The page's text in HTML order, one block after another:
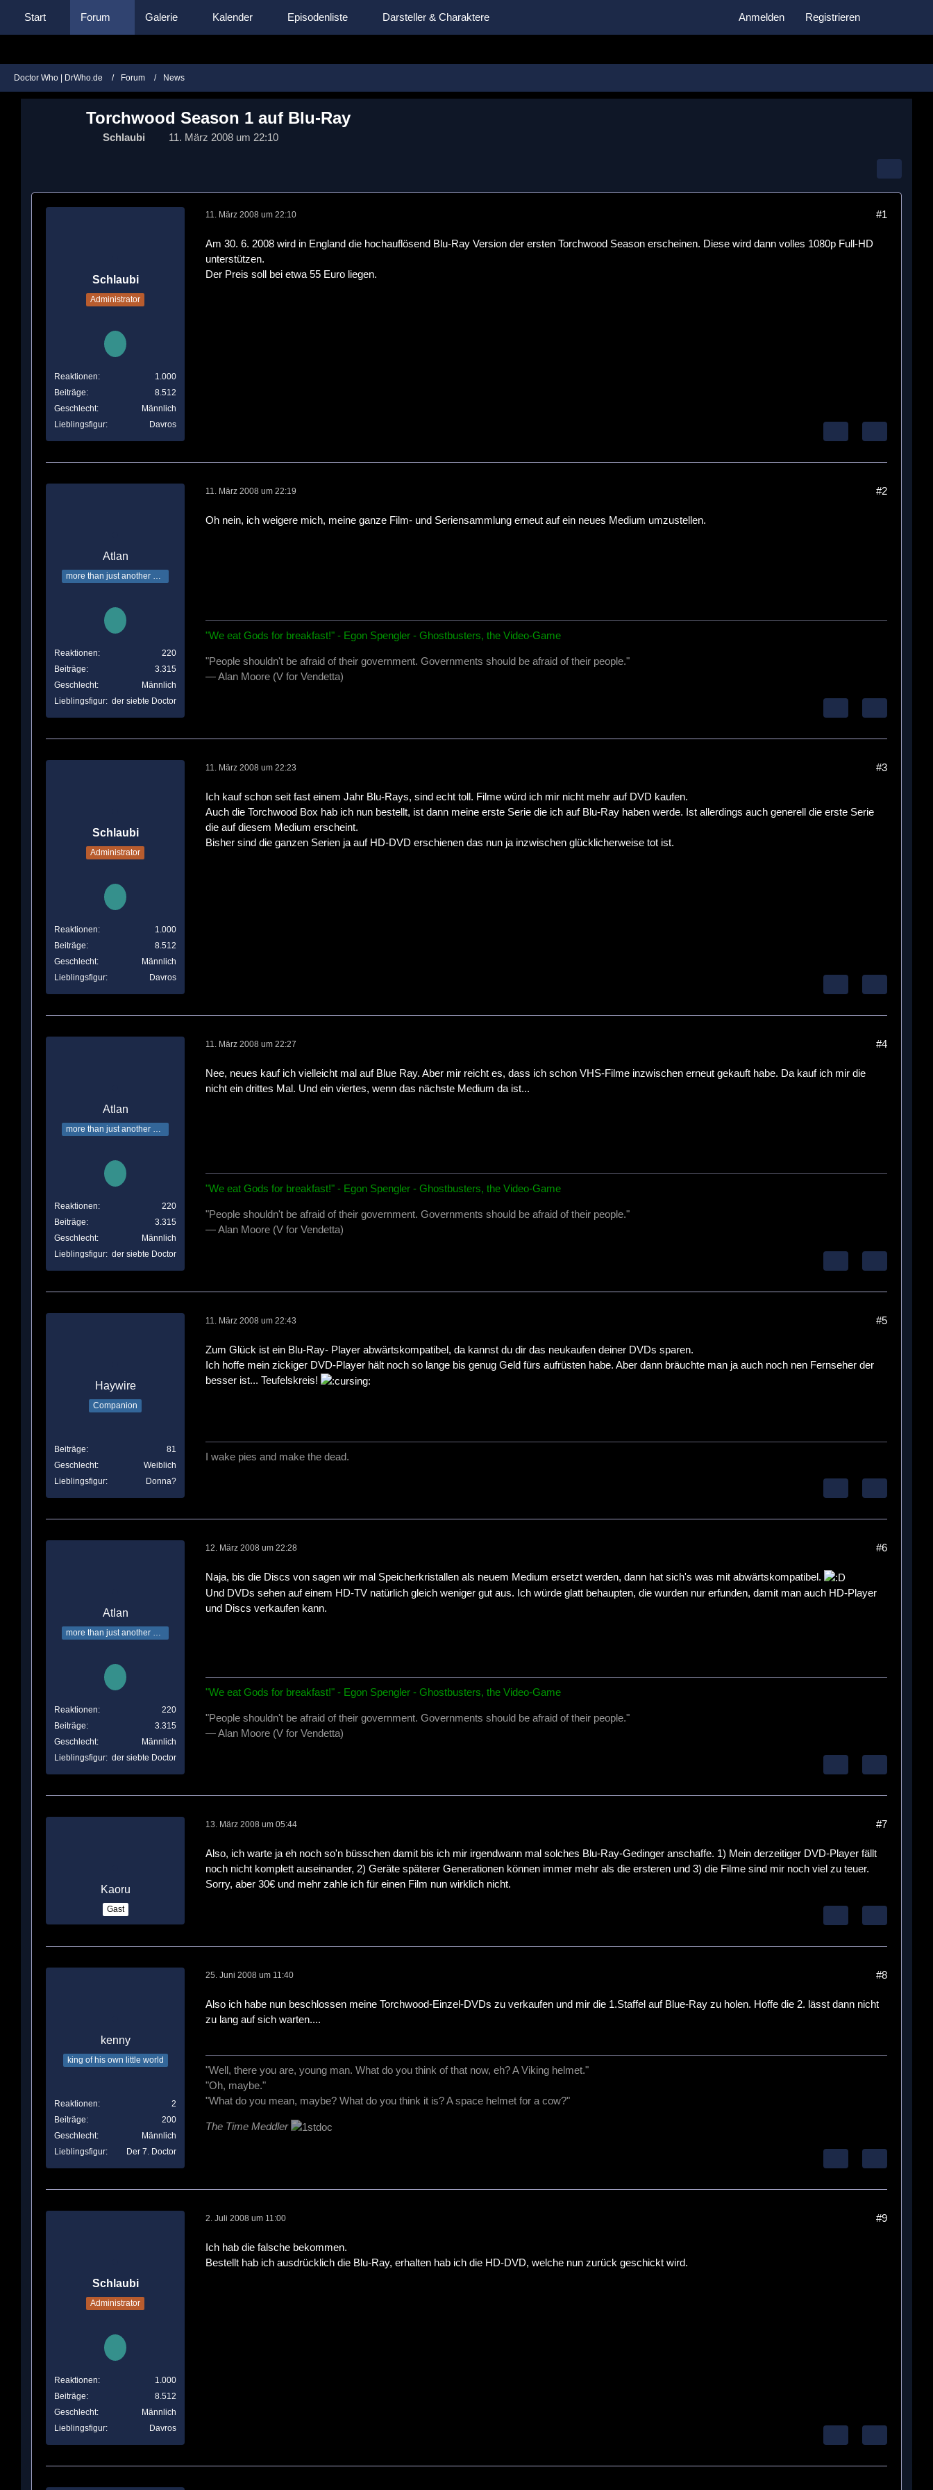
Start Forum Galerie Kalender Episodenliste Darsteller & Charaktere Anmelden Registrieren
Doctor Who | DrWho.de Forum News
Torchwood Season 1 auf Blu-Ray
Schlaubi 11. März 2008 um 22:10
Schlaubi
Administrator
Reaktionen
1.000
Beiträge
8.512
Geschlecht
Männlich
Lieblingsfigur
Davros
11. März 2008 um 22:10 #1
Am 30. 6. 2008 wird in England die hochauflösend Blu-Ray Version der ersten Torchwood Season erscheinen. Diese wird dann volles 1080p Full-HD
unterstützen.
Der Preis soll bei etwa 55 Euro liegen.
Atlan
Reaktionen
220
Beiträge
3.315
Geschlecht
Männlich
Lieblingsfigur
der siebte Doctor
11. März 2008 um 22:19 #2
Oh nein, ich weigere mich, meine ganze Film- und Seriensammlung erneut auf ein neues Medium umzustellen.
"We eat Gods for breakfast!" - Egon Spengler - Ghostbusters, the Video-Game
"People shouldn't be afraid of their government. Governments should be afraid of their people."
— Alan Moore (V for Vendetta)
Schlaubi
Administrator
Reaktionen
1.000
Beiträge
8.512
Geschlecht
Männlich
Lieblingsfigur
Davros
11. März 2008 um 22:23 #3
Ich kauf schon seit fast einem Jahr Blu-Rays, sind echt toll. Filme würd ich mir nicht mehr auf DVD kaufen.
Auch die Torchwood Box hab ich nun bestellt, ist dann meine erste Serie die ich auf Blu-Ray haben werde. Ist allerdings auch generell die erste Serie
die auf diesem Medium erscheint.
Bisher sind die ganzen Serien ja auf HD-DVD erschienen das nun ja inzwischen glücklicherweise tot ist.
Atlan
Reaktionen
220
Beiträge
3.315
Geschlecht
Männlich
Lieblingsfigur
der siebte Doctor
11. März 2008 um 22:27 #4
Nee, neues kauf ich vielleicht mal auf Blue Ray. Aber mir reicht es, dass ich schon VHS-Filme inzwischen erneut gekauft habe. Da kauf ich mir die
nicht ein drittes Mal. Und ein viertes, wenn das nächste Medium da ist...
"We eat Gods for breakfast!" - Egon Spengler - Ghostbusters, the Video-Game
"People shouldn't be afraid of their government. Governments should be afraid of their people."
— Alan Moore (V for Vendetta)
Haywire
Companion
Beiträge
81
Geschlecht
Weiblich
Lieblingsfigur
Donna?
11. März 2008 um 22:43 #5
Zum Glück ist ein Blu-Ray- Player abwärtskompatibel, da kannst du dir das neukaufen deiner DVDs sparen.
Ich hoffe mein zickiger DVD-Player hält noch so lange bis genug Geld fürs aufrüsten habe. Aber dann bräuchte man ja auch noch nen Fernseher der
besser ist... Teufelskreis!
I wake pies and make the dead.
Atlan
Reaktionen
220
Beiträge
3.315
Geschlecht
Männlich
Lieblingsfigur
der siebte Doctor
12. März 2008 um 22:28 #6
Naja, bis die Discs von sagen wir mal Speicherkristallen als neuem Medium ersetzt werden, dann hat sich's was mit abwärtskompatibel.
Und DVDs sehen auf einem HD-TV natürlich gleich weniger gut aus. Ich würde glatt behaupten, die wurden nur erfunden, damit man auch HD-Player
und Discs verkaufen kann.
"We eat Gods for breakfast!" - Egon Spengler - Ghostbusters, the Video-Game
"People shouldn't be afraid of their government. Governments should be afraid of their people."
— Alan Moore (V for Vendetta)
Kaoru
Gast
13. März 2008 um 05:44 #7
Also, ich warte ja eh noch so'n büsschen damit bis ich mir irgendwann mal solches Blu-Ray-Gedinger anschaffe. 1) Mein derzeitiger DVD-Player fällt
noch nicht komplett auseinander, 2) Geräte späterer Generationen können immer mehr als die ersteren und 3) die Filme sind mir noch viel zu teuer.
Sorry, aber 30€ und mehr zahle ich für einen Film nun wirklich nicht.
kenny
king of his own little world
Reaktionen
2
Beiträge
200
Geschlecht
Männlich
Lieblingsfigur
Der 7. Doctor
25. Juni 2008 um 11:40 #8
Also ich habe nun beschlossen meine Torchwood-Einzel-DVDs zu verkaufen und mir die 1.Staffel auf Blue-Ray zu holen. Hoffe die 2. lässt dann nicht
zu lang auf sich warten....
"Well, there you are, young man. What do you think of that now, eh? A Viking helmet."
"Oh, maybe."
"What do you mean, maybe? What do you think it is? A space helmet for a cow?"
The Time Meddler
Schlaubi
Administrator
Reaktionen
1.000
Beiträge
8.512
Geschlecht
Männlich
Lieblingsfigur
Davros
2. Juli 2008 um 11:00 #9
Ich hab die falsche bekommen.
Bestellt hab ich ausdrücklich die Blu-Ray, erhalten hab ich die HD-DVD, welche nun zurück geschickt wird.